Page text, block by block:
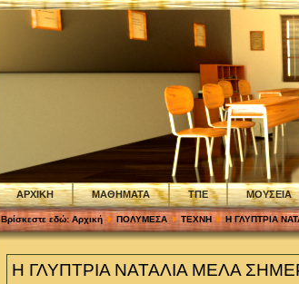
ΑΡΧΙΚΗ ΜΑΘΗΜΑΤΑ ΤΠΕ ΜΟΥΣΕΙΑ
Βρίσκεστε εδώ: Αρχική ΠΟΛΥΜΕΣΑ ΤΕΧΝΗ Η ΓΛΥΠΤΡΙΑ
Η ΓΛΥΠΤΡΙΑ ΝΑΤΑΛΙΑ ΜΕΛΑ